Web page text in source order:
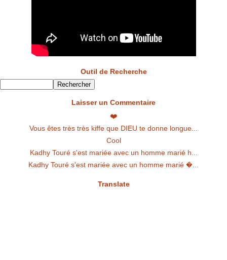
Outil de Recherche
Laisser un Commentaire
❤️
Vous êtes très très kiffe que DIEU te donne longue...
Cool
Kadhy Touré s'est mariée avec un homme marié h...
Kadhy Touré s'est mariée avec un homme marié �...
Translate